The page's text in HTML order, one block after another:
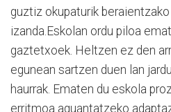
guztiz okupaturik
izanda.Eskolan ordu piloa
gaztetxoek. Heltzen ez den
egunean sartzen duen lan
haurrak. Ematen du eskola
erritmoa aguantatzeko